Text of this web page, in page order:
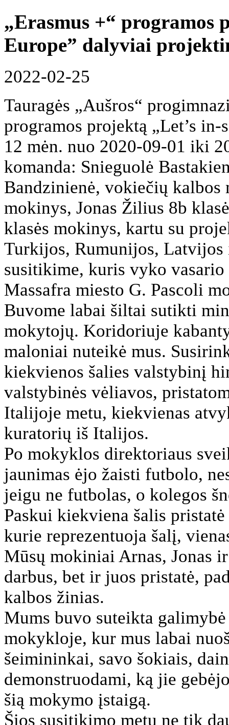
„Erasmus +“ programos
Europe” dalyviai
2022-02-25
Tauragės „Aušros“
programos projektą „Let’s
12 mėn. nuo 2020-09-01 iki
komanda: Snieguolė
Bandzinienė, vokiečių
mokinys, Jonas Žilius 8b
klasės mokinys, kartu su
Turkijos, Rumunijos,
susitikime, kuris vyko
Massafra miesto G. Pascoli
Buvome labai šiltai sutikti
mokytojų. Koridoriuje
maloniai nuteikė mus.
kiekvienos šalies valstybinį
valstybinės vėliavos,
Italijoje metu, kiekvienas
kuratorių iš Italijos.
Po mokyklos direktoriaus
jaunimas ėjo žaisti futbolo,
jeigu ne futbolas, o kolegos
Paskui kiekviena šalis
kurie reprezentuoja šalį,
Mūsų mokiniai Arnas, Jonas
darbus, bet ir juos pristatė,
kalbos žinias.
Mums buvo suteikta
mokykloje, kur mus labai
šeimininkai, savo šokiais,
demonstruodami, ką jie
šią mokymo įstaigą.
Šios susitikimo metu ne tik